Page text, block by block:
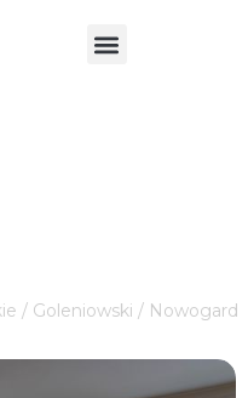
/ Goleniowski / Nowogard